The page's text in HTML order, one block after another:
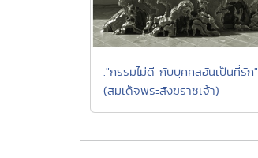
."กรรมไม่ดี กับบุคคลอันเป็นที่รัก"
(สมเด็จพระสังฆราชเจ้า)